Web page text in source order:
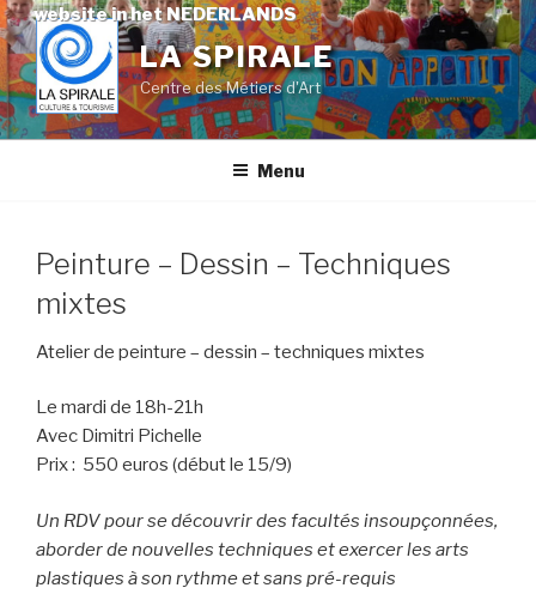
website in het NEDERLANDS
Skip
to
content
LA SPIRALE
Centre des Métiers d'Art
Menu
Peinture – Dessin – Techniques
mixtes
Atelier de peinture – dessin – techniques mixtes
Le mardi de 18h-21h
Avec Dimitri Pichelle
Prix : 550 euros (début le 15/9)
Un RDV pour se découvrir des facultés insoupçonnées,
aborder de nouvelles techniques et exercer les arts
plastiques à son rythme et sans pré-requis